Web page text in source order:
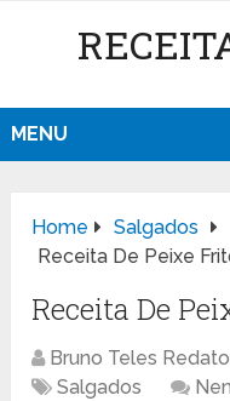
MENU
Home
Salgados
Receita De Peixe
Receita De
Bruno Teles
Salgados